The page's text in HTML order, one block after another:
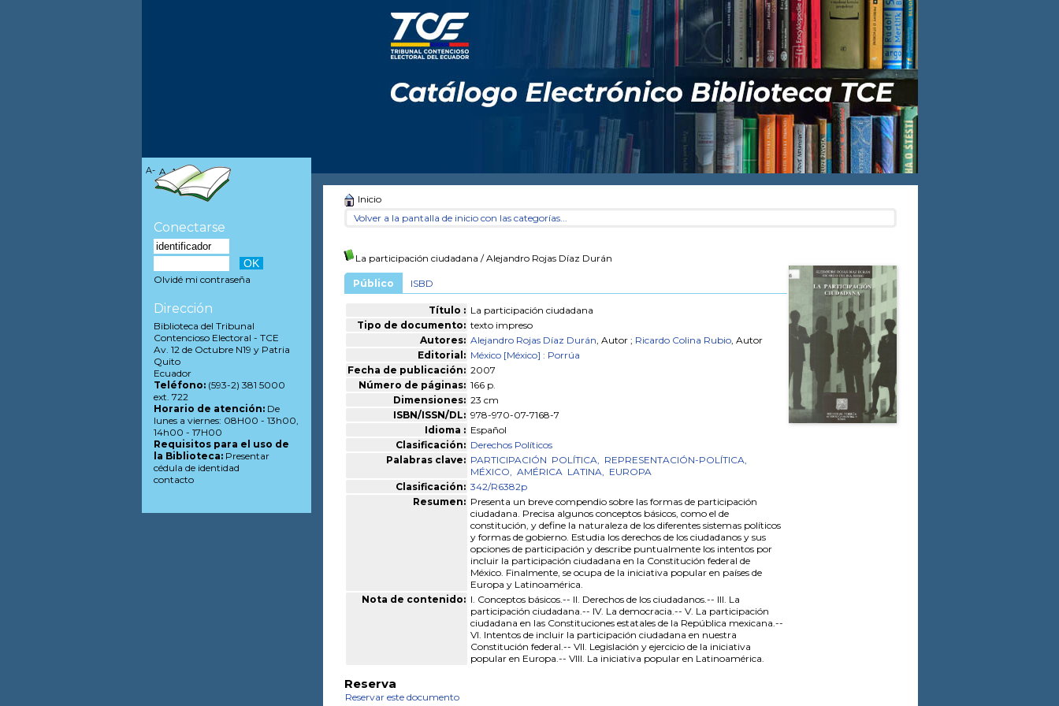
Inicio
Volver a la pantalla de inicio con las categorías...
La participación ciudadana / Alejandro Rojas Díaz Durán
Público ISBD
Título : La participación ciudadana
Tipo de documento: texto impreso
Autores: Alejandro Rojas Díaz Durán , Autor ; Ricardo Colina Rubio, Autor
Editorial: México [México] : Porrúa
Fecha de publicación: 2007
Número de páginas: 166 p.
Dimensiones: 23 cm
ISBN/ISSN/DL: 978-970-07-7168-7
Idioma : Español
Clasificación: Derechos Políticos
Palabras clave: PARTICIPACIÓN POLÍTICA,
REPRESENTACIÓN-POLÍTICA,
MÉXICO,
AMÉRICA LATINA,
EUROPA
Clasificación: 342/R6382p
Resumen: Presenta un breve compendio sobre las formas de participación
ciudadana. Precisa algunos conceptos básicos, como el de
constitución, y define la naturaleza de los diferentes sistemas políticos
y formas de gobierno. Estudia los derechos de los ciudadanos y sus
opciones de participación y describe puntualmente los intentos por
incluir la participación ciudadana en la Constitución federal de
México. Finalmente, se ocupa de la iniciativa popular en países de
Europa y Latinoamérica.
Nota de contenido: I. Conceptos básicos.-- II. Derechos de los ciudadanos.-- III. La
participación ciudadana.-- IV. La democracia.-- V. La participación
ciudadana en las Constituciones estatales de la República mexicana.--
VI. Intentos de incluir la participación ciudadana en nuestra
Constitución federal.-- VII. Legislación y ejercicio de la iniciativa
popular en Europa.-- VIII. La iniciativa popular en Latinoamérica.
Reserva
Reservar este documento
A- A A+
Conectarse
Olvidé mi contraseña
Dirección
Biblioteca del Tribunal
Contencioso Electoral - TCE
Av. 12 de Octubre N19 y Patria
Quito
Ecuador
Teléfono:(593-2) 381 5000
ext. 722
Horario de atención:De
lunes a viernes: 08H00 - 13h00,
14h00 - 17H00
Requisitos para el uso de
la Biblioteca:Presentar
cédula de identidad
contacto